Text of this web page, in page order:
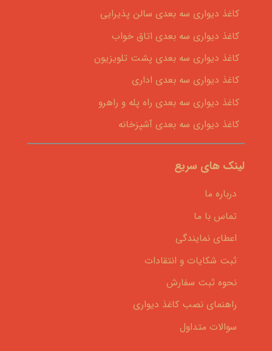
کاغذ دیواری سه بعدی سالن پذیرایی
کاغذ دیواری سه بعدی اتاق خواب
کاغذ دیواری سه بعدی پشت تلویزیون
کاغذ دیواری سه بعدی اداری
کاغذ دیواری سه بعدی راه پله و راهرو
کاغذ دیواری سه بعدی آشپزخانه
لینک های سریع
درباره ما
تماس با ما
اعطای نمایندگی
ثبت شکایات و انتقادات
نحوه ثبت سفارش
راهنمای نصب کاغذ دیواری
سوالات متداول